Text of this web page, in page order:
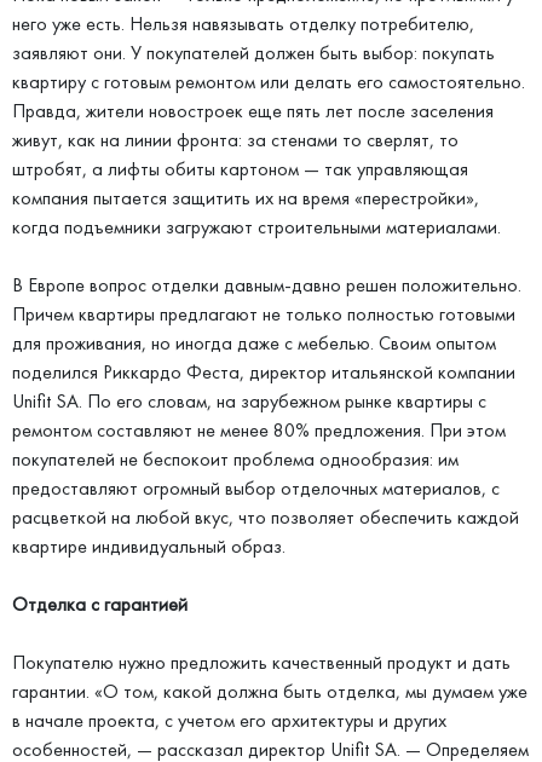
него уже есть. Нельзя навязывать отделку потребителю,
заявляют они. У покупателей должен быть выбор: покупать
квартиру с готовым ремонтом или делать его самостоятельно.
Правда, жители новостроек еще пять лет после заселения
живут, как на линии фронта: за стенами то сверлят, то
штробят, а лифты обиты картоном — так управляющая
компания пытается защитить их на время «перестройки»,
когда подъемники загружают строительными материалами.
В Европе вопрос отделки давным-давно решен положительно.
Причем квартиры предлагают не только полностью готовыми
для проживания, но иногда даже с мебелью. Своим опытом
поделился Риккардо Феста, директор итальянской компании
Unifit SA. По его словам, на зарубежном рынке квартиры с
ремонтом составляют не менее 80% предложения. При этом
покупателей не беспокоит проблема однообразия: им
предоставляют огромный выбор отделочных материалов, с
расцветкой на любой вкус, что позволяет обеспечить каждой
квартире индивидуальный образ.
Отделка с гарантией
Покупателю нужно предложить качественный продукт и дать
гарантии. «О том, какой должна быть отделка, мы думаем уже
в начале проекта, с учетом его архитектуры и других
особенностей, — рассказал директор Unifit SA. — Определяем